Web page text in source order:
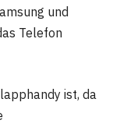
und
Telefon
ist, da